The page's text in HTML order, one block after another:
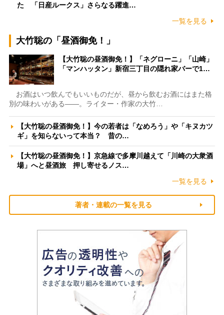
た 「日産ルークス」さらなる躍進…
一覧を見る
大竹聡の「昼酒御免！」
【大竹聡の昼酒御免！】「ネグローニ」「山崎」
「マンハッタン」新宿三丁目の隠れ家バーで1…
お酒はいつ飲んでもいいものだが、昼から飲むお酒にはまた格
別の味わいがある――。ライター・作家の大竹…
【大竹聡の昼酒御免！】今の若者は「なめろう」や「キヌカツ
ギ」を知らないって本当？ 昔の…
【大竹聡の昼酒御免！】京急線で多摩川越えて「川崎の大衆酒
場」へと昼酒旅 押し寄せるノス…
一覧を見る
著者・連載の一覧を見る